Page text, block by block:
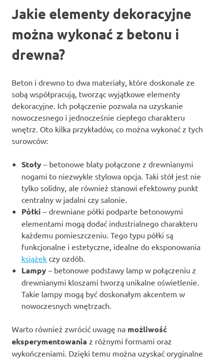
Jakie elementy dekoracyjne
można wykonać z betonu i
drewna?
Beton i drewno to dwa materiały, które doskonale ze
sobą współpracują, tworząc wyjątkowe elementy
dekoracyjne. Ich połączenie pozwala na uzyskanie
nowoczesnego i jednocześnie ciepłego charakteru
wnętrz. Oto kilka przykładów, co można wykonać z tych
surowców:
Stoły – betonowe blaty połączone z drewnianymi
nogami to niezwykle stylowa opcja. Taki stół jest nie
tylko solidny, ale również stanowi efektowny punkt
centralny w jadalni czy salonie.
Półki – drewniane półki podparte betonowymi
elementami mogą dodać industrialnego charakteru
każdemu pomieszczeniu. Tego typu półki są
funkcjonalne i estetyczne, idealne do eksponowania
książek czy ozdób.
Lampy – betonowe podstawy lamp w połączeniu z
drewnianymi kloszami tworzą unikalne oświetlenie.
Takie lampy mogą być doskonałym akcentem w
nowoczesnych wnętrzach.
Warto również zwrócić uwagę na możliwość
eksperymentowania z różnymi formami oraz
wykończeniami. Dzięki temu można uzyskać oryginalne